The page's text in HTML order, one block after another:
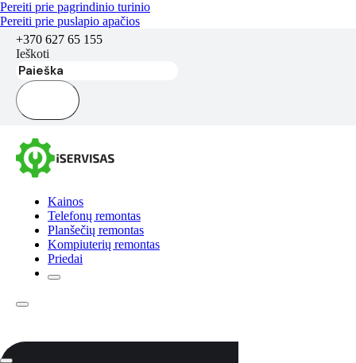
Pereiti prie pagrindinio turinio
Pereiti prie puslapio apačios
+370 627 65 155
Ieškoti
Kainos
Telefonų remontas
Planšečių remontas
Kompiuterių remontas
Priedai